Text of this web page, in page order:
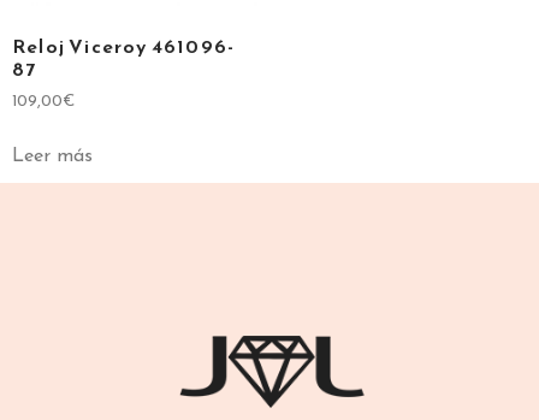
Reloj Viceroy 461096-
87
109,00€
Leer más